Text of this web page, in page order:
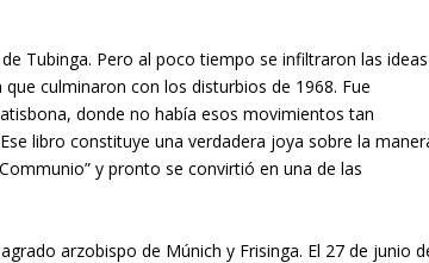
Tubinga. Pero al poco tiempo se infiltraron las ideas
culminaron con los disturbios de 1968. Fue
donde no había esos movimientos tan
libro constituye una verdadera joya sobre la
y pronto se convirtió en una de las
arzobispo de Múnich y Frisinga. El 27 de junio